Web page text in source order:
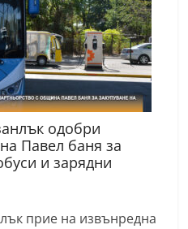
одобри
Павел баня за
и зарядни
прие на извънредна